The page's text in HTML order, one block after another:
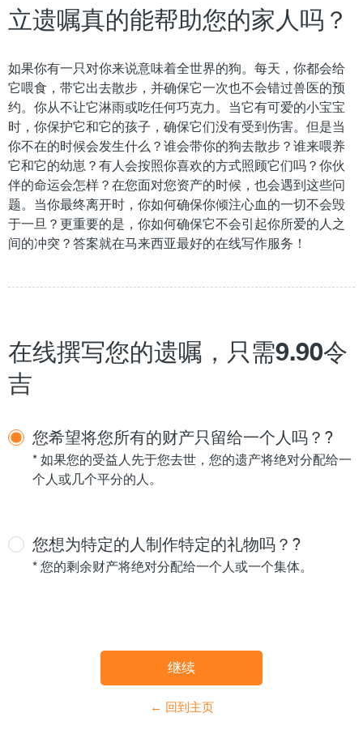
立遗嘱真的能帮助您的家人吗？
如果你有一只对你来说意味着全世界的狗。每天，你都会给
它喂食，带它出去散步，并确保它一次也不会错过兽医的预
约。你从不让它淋雨或吃任何巧克力。当它有可爱的小宝宝
时，你保护它和它的孩子，确保它们没有受到伤害。但是当
你不在的时候会发生什么？谁会带你的狗去散步？谁来喂养
它和它的幼崽？有人会按照你喜欢的方式照顾它们吗？你伙
伴的命运会怎样？在您面对您资产的时候，也会遇到这些问
题。当你最终离开时，你如何确保你倾注心血的一切不会毁
于一旦？更重要的是，你如何确保它不会引起你所爱的人之
间的冲突？答案就在马来西亚最好的在线写作服务！
在线撰写您的遗嘱，只需9.90令
吉
您希望将您所有的财产只留给一个人吗？?
* 如果您的受益人先于您去世，您的遗产将绝对分配给一
个人或几个平分的人。
您想为特定的人制作特定的礼物吗？?
* 您的剩余财产将绝对分配给一个人或一个集体。
← 回到主页